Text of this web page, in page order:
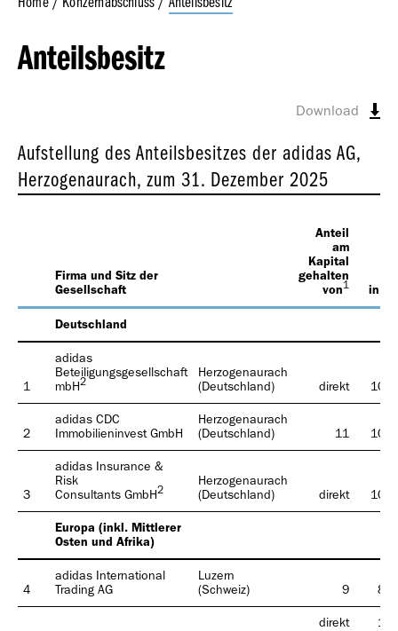
Versicherung der gesetzlichen Vertreter
Prüfungsvermerk des unabhängigen Wirtschaftsprüfers –
Geschäfts­bericht
2022
Geschäfts­bericht
2021
Geschäfts­bericht
2020
Anteilsbesitz
Download
Aufstellung des Anteilsbesitzes der adidas AG,
Herzogenaurach, zum 31. Dezember 2025
Firma und Sitz der
Gesellschaft
Anteil
am
Kapital
gehalten
von1 in %
Deutschland
1
adidas
Beteiligungsgesellschaft
mbH2
Herzogenaurach
(Deutschland)
direkt 100
2
adidas CDC
Immobilieninvest GmbH
Herzogenaurach
(Deutschland)
11 100
3
adidas Insurance &
Risk
Consultants GmbH2
Herzogenaurach
(Deutschland)
direkt 100
Europa (inkl. Mittlerer
Osten und Afrika)
4
adidas International
Trading AG
Luzern
(Schweiz)
9 85
direkt 15